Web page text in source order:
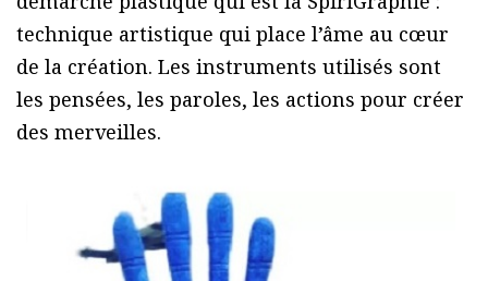
technique artistique qui place l’âme au cœur
de la création. Les instruments utilisés sont
les pensées, les paroles, les actions pour créer
des merveilles.